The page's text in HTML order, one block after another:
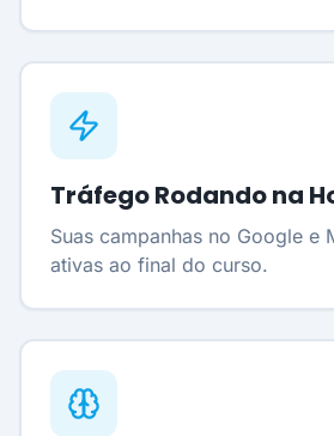
Tráfego Rodando na
Suas campanhas no Google e
ativas ao final do curso.